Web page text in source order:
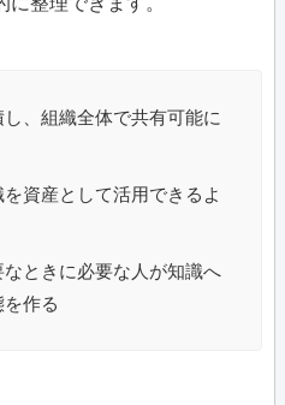
、組織全体で共有可能に
資産として活用できるよ
ときに必要な人が知識へ
作る